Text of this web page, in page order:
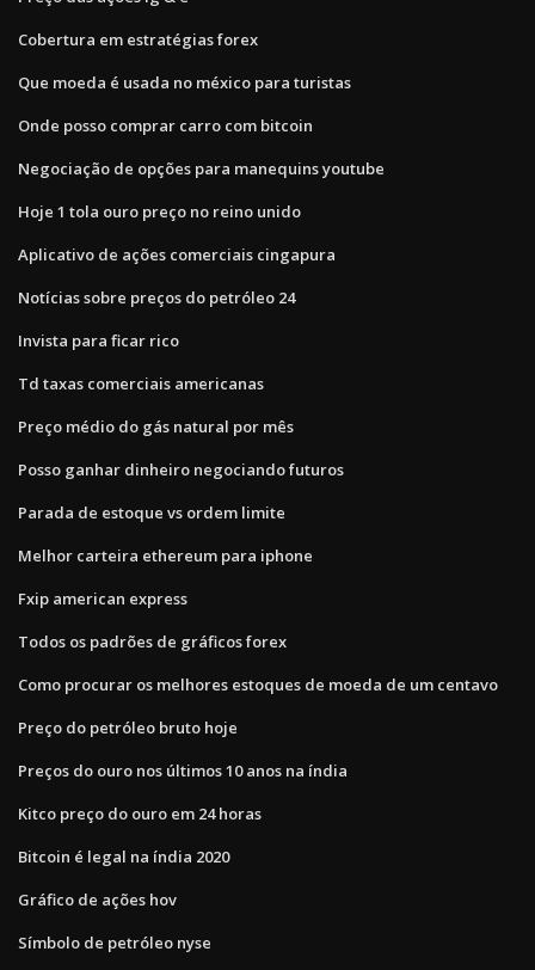
Cobertura em estratégias forex
Que moeda é usada no méxico para turistas
Onde posso comprar carro com bitcoin
Negociação de opções para manequins youtube
Hoje 1 tola ouro preço no reino unido
Aplicativo de ações comerciais cingapura
Notícias sobre preços do petróleo 24
Invista para ficar rico
Td taxas comerciais americanas
Preço médio do gás natural por mês
Posso ganhar dinheiro negociando futuros
Parada de estoque vs ordem limite
Melhor carteira ethereum para iphone
Fxip american express
Todos os padrões de gráficos forex
Como procurar os melhores estoques de moeda de um centavo
Preço do petróleo bruto hoje
Preços do ouro nos últimos 10 anos na índia
Kitco preço do ouro em 24 horas
Bitcoin é legal na índia 2020
Gráfico de ações hov
Símbolo de petróleo nyse